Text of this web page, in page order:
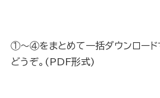
①～④をまとめて一括ダウンロード
どうぞ。(PDF形式)